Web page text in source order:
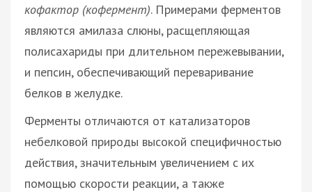
кофактор (кофермент). Примерами ферментов
являются амилаза слюны, расщепляющая
полисахариды при длительном пережевывании,
и пепсин, обеспечивающий переваривание
белков в желудке.
Ферменты отличаются от катализаторов
небелковой природы высокой специфичностью
действия, значительным увеличением с их
помощью скорости реакции, а также